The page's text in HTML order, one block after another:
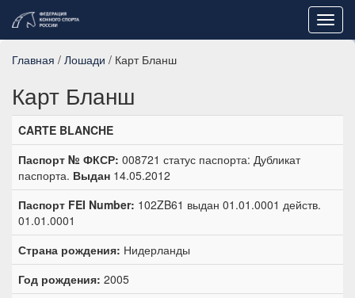
Главная / Лошади / Карт Бланш
Карт Бланш
CARTE BLANCHE
Паспорт № ФКСР: 008721 статус паспорта: Дубликат
паспорта. Выдан 14.05.2012
Паспорт FEI Number: 102ZB61 выдан 01.01.0001 действ.
01.01.0001
Страна рождения: Нидерланды
Год рождения: 2005